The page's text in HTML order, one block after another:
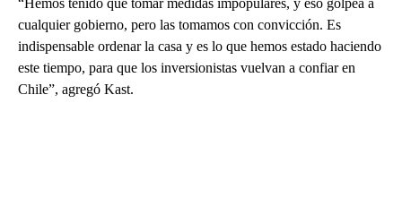
“Hemos tenido que tomar medidas impopulares, y eso golpea a
cualquier gobierno, pero las tomamos con convicción. Es
indispensable ordenar la casa y es lo que hemos estado haciendo
este tiempo, para que los inversionistas vuelvan a confiar en
Chile”, agregó Kast.